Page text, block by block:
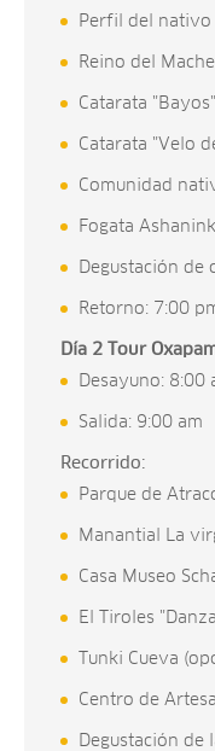
Perfil del nativo
Reino del
Catarata "Bayos"
Catarata "Velo
Comunidad
Fogata
Degustación de
Retorno: 7:00
Día 2 Tour
Desayuno: 8:00
Salida: 9:00 am
Recorrido:
Parque de
Manantial La
Casa Museo
El Tiroles
Tunki Cueva
Centro de
Degustación de